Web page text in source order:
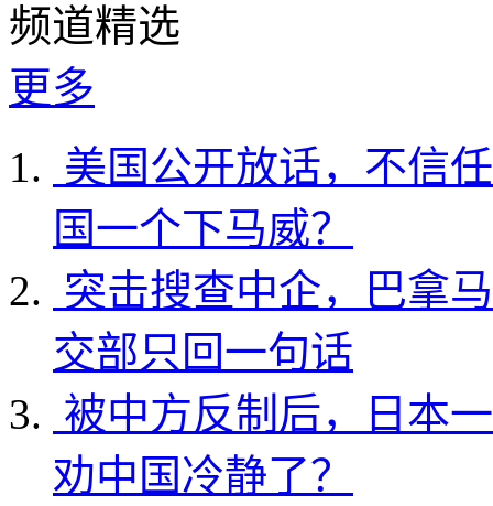
频道精选
更多
美国公开放话，不信
国一个下马威？
突击搜查中企，巴拿
交部只回一句话
被中方反制后，日本
劝中国冷静了？